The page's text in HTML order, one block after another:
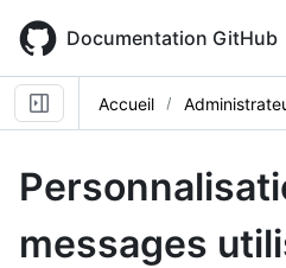
main
content
Documentation GitHub
Accueil
messages